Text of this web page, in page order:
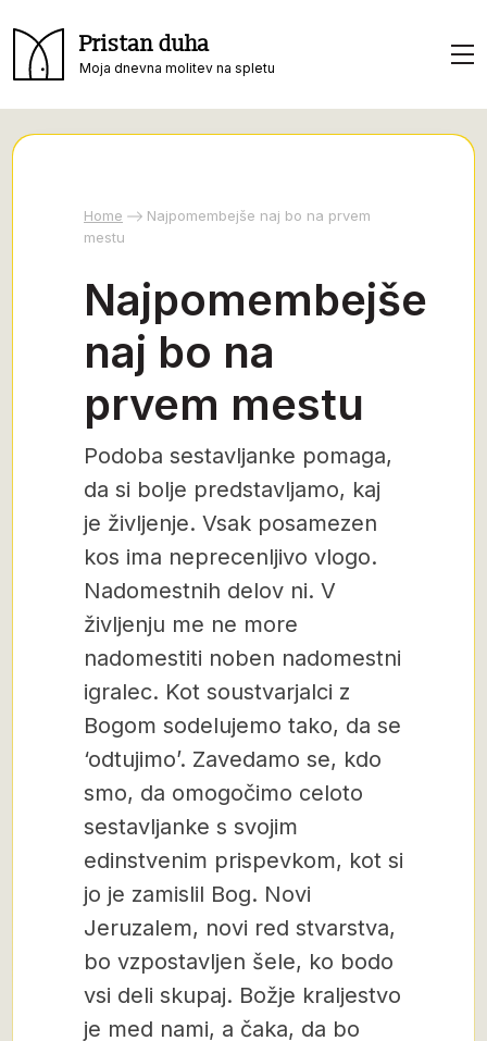
Pristan duha
Moja dnevna molitev na spletu
Home
Najpomembejše naj bo na prvem
mestu
Najpomembejše
naj bo na
prvem mestu
Podoba sestavljanke pomaga,
da si bolje predstavljamo, kaj
je življenje. Vsak posamezen
kos ima neprecenljivo vlogo.
Nadomestnih delov ni. V
življenju me ne more
nadomestiti noben nadomestni
igralec. Kot soustvarjalci z
Bogom sodelujemo tako, da se
‘odtujimo’. Zavedamo se, kdo
smo, da omogočimo celoto
sestavljanke s svojim
edinstvenim prispevkom, kot si
jo je zamislil Bog. Novi
Jeruzalem, novi red stvarstva,
bo vzpostavljen šele, ko bodo
vsi deli skupaj. Božje kraljestvo
je med nami, a čaka, da bo